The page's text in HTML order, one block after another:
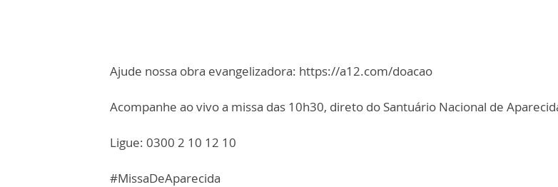
Ajude nossa obra evangelizadora: https://a12.com/doacao
Acompanhe ao vivo a missa das 10h30, direto do Santuário Nacional de
Ligue: 0300 2 10 12 10
#MissaDeAparecida